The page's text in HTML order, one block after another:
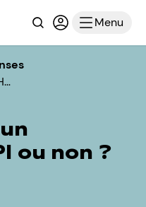
RechercheConnexion
Menu
ou non ?